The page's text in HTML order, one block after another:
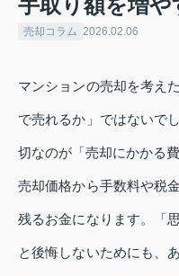
売却コラム 2026.02.06
マンションの売却を考え
で売れるか」ではないで
切なのが「売却にかかる
売却価格から手数料や税
残るお金になります。「
と後悔しないためにも、